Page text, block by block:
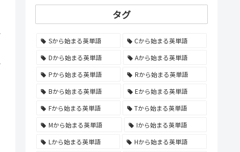
タグ
Sから始まる英単語
Cから始まる英単語
Dから始まる英単語
Aから始まる英単語
Pから始まる英単語
Rから始まる英単語
Bから始まる英単語
Eから始まる英単語
Fから始まる英単語
Tから始まる英単語
Mから始まる英単語
Iから始まる英単語
Lから始まる英単語
Hから始まる英単語